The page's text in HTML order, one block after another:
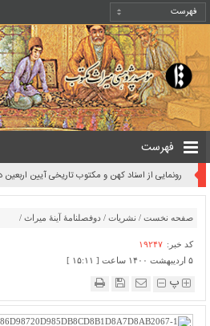
فهرست
رونمایی از اسناد کهن و مکتوب تاریخی آیین
صفحه نخست / نشریات / دوفصلنامۀ آینۀ میراث /
کد خبر: ۱۹۲۴۷
۵ اردیبهشت ۱۴۰۰ ساعت [ ۱۵:۱۱ ]
پ